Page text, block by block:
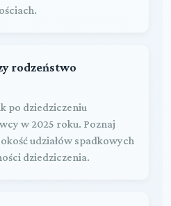
rodzeństwo
po dziedziczeniu
w 2025 roku. Poznaj
udziałów spadkowych
dziedziczenia.